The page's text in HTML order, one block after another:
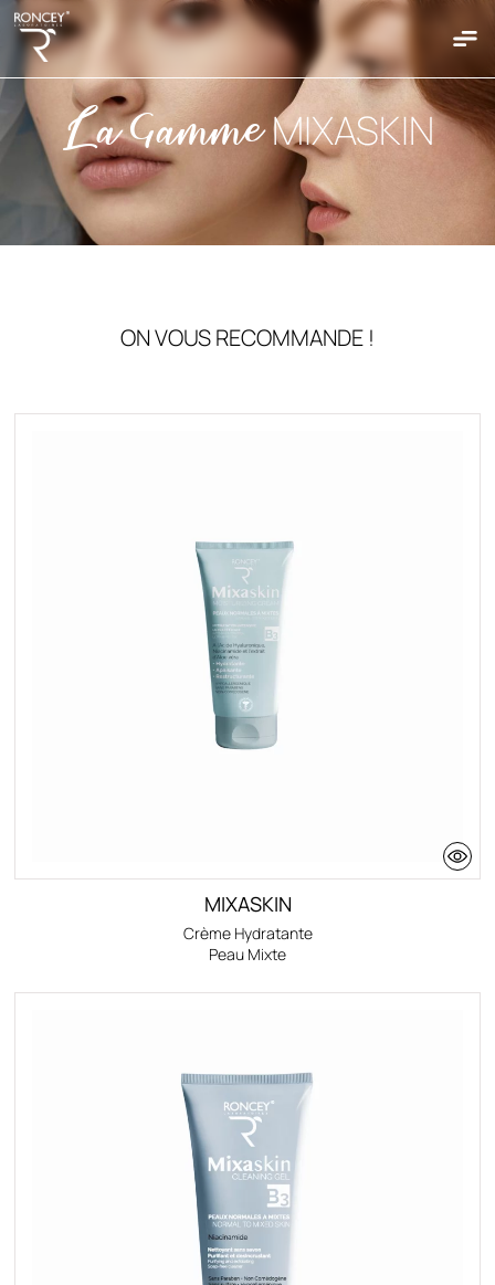
Accueil
Qui Sommes Nous
Nos Produits
Hydraskin
Sunshield
Peaux Normales a Mixtes
La GammeMIXASKIN
ON VOUS RECOMMANDE !
MIXASKIN
Crème Hydratante
Peau Mixte